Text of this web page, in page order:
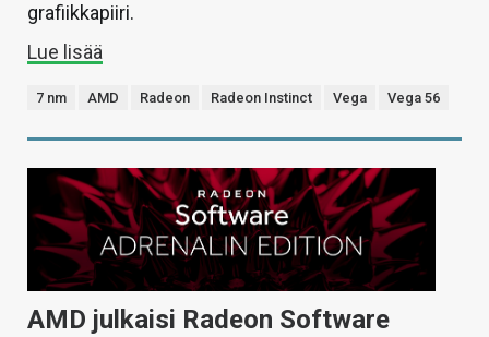
grafiikkapiiri.
Lue lisää
7 nm AMD Radeon Radeon Instinct Vega Vega 56
AMD julkaisi Radeon Software